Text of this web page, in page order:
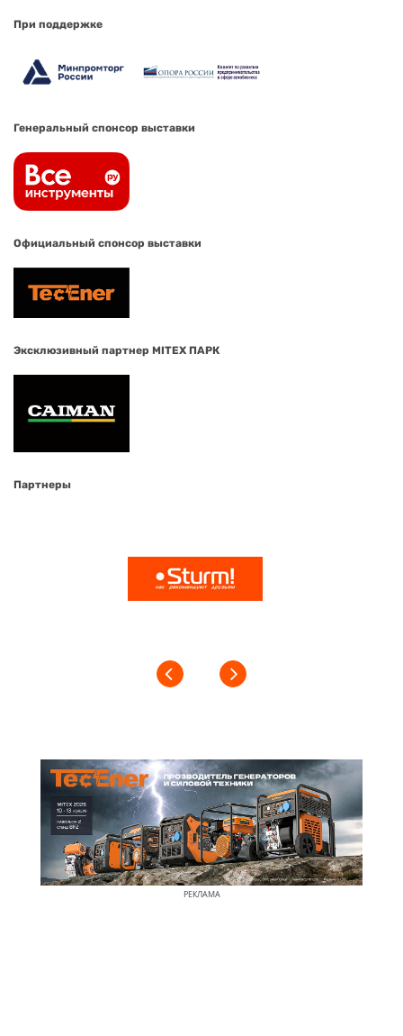
При поддержке
Генеральный спонсор выставки
Официальный спонсор выставки
Эксклюзивный партнер MITEX ПАРК
Партнеры
РЕКЛАМА